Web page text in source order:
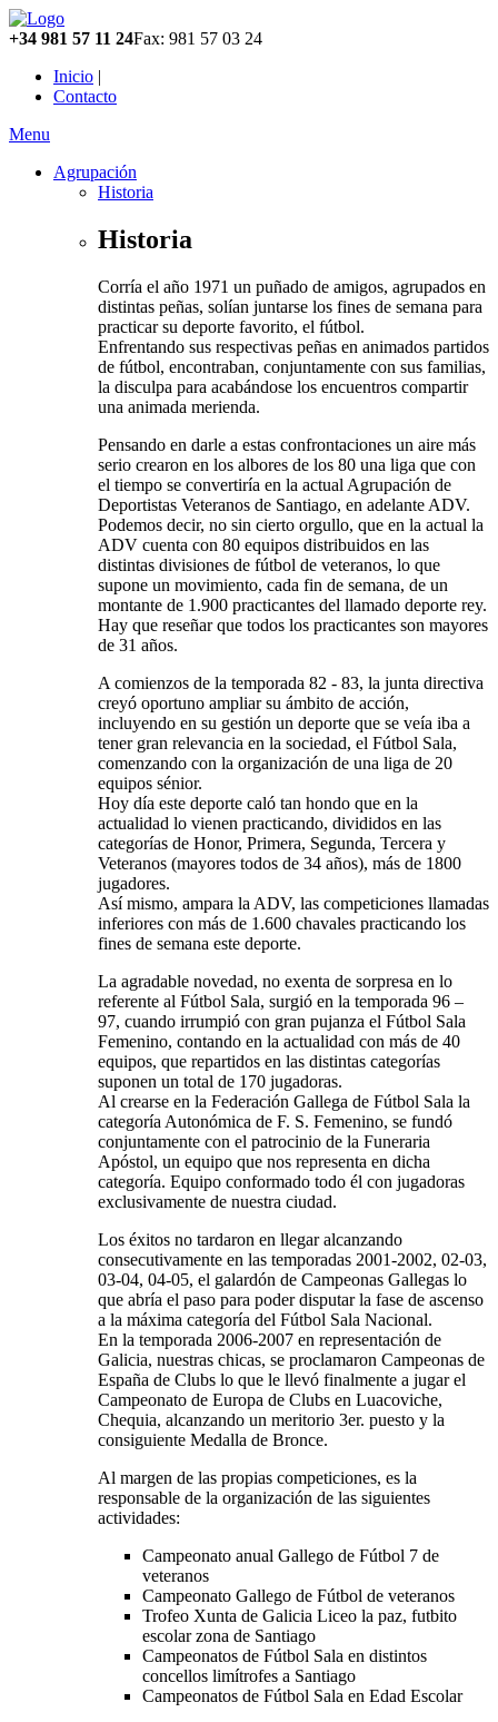
+34 981 57 11 24Fax: 981 57 03 24
Inicio |
Contacto
Menu
Agrupación
Historia
Historia
Corría el año 1971 un puñado de amigos, agrupados en
distintas peñas, solían juntarse los fines de semana para
practicar su deporte favorito, el fútbol.
Enfrentando sus respectivas peñas en animados partidos
de fútbol, encontraban, conjuntamente con sus familias,
la disculpa para acabándose los encuentros compartir
una animada merienda.
Pensando en darle a estas confrontaciones un aire más
serio crearon en los albores de los 80 una liga que con
el tiempo se convertiría en la actual Agrupación de
Deportistas Veteranos de Santiago, en adelante ADV.
Podemos decir, no sin cierto orgullo, que en la actual la
ADV cuenta con 80 equipos distribuidos en las
distintas divisiones de fútbol de veteranos, lo que
supone un movimiento, cada fin de semana, de un
montante de 1.900 practicantes del llamado deporte rey.
Hay que reseñar que todos los practicantes son mayores
de 31 años.
A comienzos de la temporada 82 - 83, la junta directiva
creyó oportuno ampliar su ámbito de acción,
incluyendo en su gestión un deporte que se veía iba a
tener gran relevancia en la sociedad, el Fútbol Sala,
comenzando con la organización de una liga de 20
equipos sénior.
Hoy día este deporte caló tan hondo que en la
actualidad lo vienen practicando, divididos en las
categorías de Honor, Primera, Segunda, Tercera y
Veteranos (mayores todos de 34 años), más de 1800
jugadores.
Así mismo, ampara la ADV, las competiciones llamadas
inferiores con más de 1.600 chavales practicando los
fines de semana este deporte.
La agradable novedad, no exenta de sorpresa en lo
referente al Fútbol Sala, surgió en la temporada 96 –
97, cuando irrumpió con gran pujanza el Fútbol Sala
Femenino, contando en la actualidad con más de 40
equipos, que repartidos en las distintas categorías
suponen un total de 170 jugadoras.
Al crearse en la Federación Gallega de Fútbol Sala la
categoría Autonómica de F. S. Femenino, se fundó
conjuntamente con el patrocinio de la Funeraria
Apóstol, un equipo que nos representa en dicha
categoría. Equipo conformado todo él con jugadoras
exclusivamente de nuestra ciudad.
Los éxitos no tardaron en llegar alcanzando
consecutivamente en las temporadas 2001-2002, 02-03,
03-04, 04-05, el galardón de Campeonas Gallegas lo
que abría el paso para poder disputar la fase de ascenso
a la máxima categoría del Fútbol Sala Nacional.
En la temporada 2006-2007 en representación de
Galicia, nuestras chicas, se proclamaron Campeonas de
España de Clubs lo que le llevó finalmente a jugar el
Campeonato de Europa de Clubs en Luacoviche,
Chequia, alcanzando un meritorio 3er. puesto y la
consiguiente Medalla de Bronce.
Al margen de las propias competiciones, es la
responsable de la organización de las siguientes
actividades:
Campeonato anual Gallego de Fútbol 7 de
veteranos
Campeonato Gallego de Fútbol de veteranos
Trofeo Xunta de Galicia Liceo la paz, futbito
escolar zona de Santiago
Campeonatos de Fútbol Sala en distintos
concellos limítrofes a Santiago
Campeonatos de Fútbol Sala en Edad Escolar